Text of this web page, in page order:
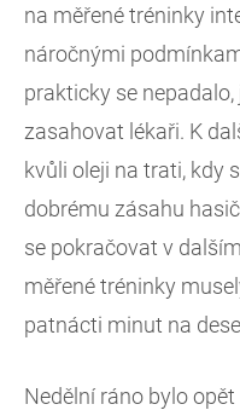
na měřené tréninky
náročnými
prakticky se
zasahovat lékaři. K
kvůli oleji na trati, kdy
dobrému zásahu
se pokračovat v
měřené tréninky
patnácti minut na
Nedělní ráno bylo